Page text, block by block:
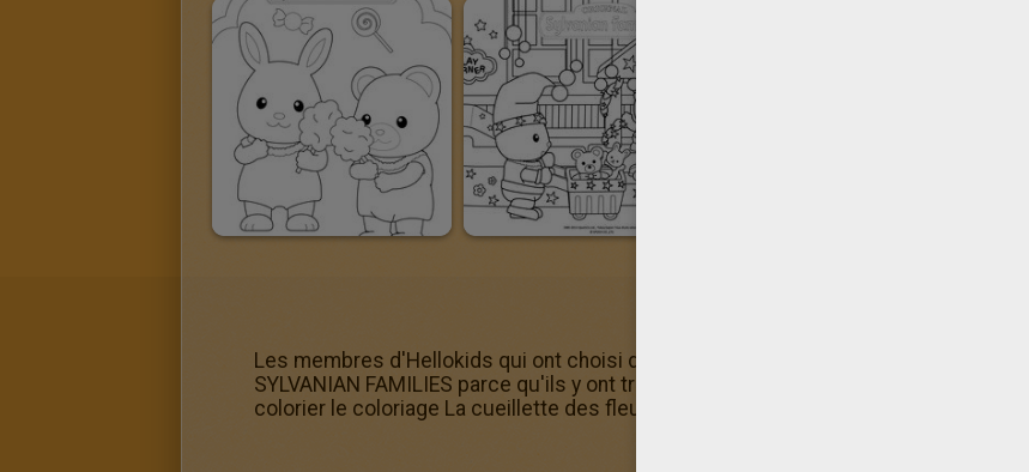
Les membres d'Hellokids qui ont choisi de colorier le coloriage La cueillette des
SYLVANIAN FAMILIES parce qu'ils y ont trouvé tous les coloriages qu'ils préfèrent.
colorier le coloriage La cueillette des fleurs en ligne grâce à la machine à colorier